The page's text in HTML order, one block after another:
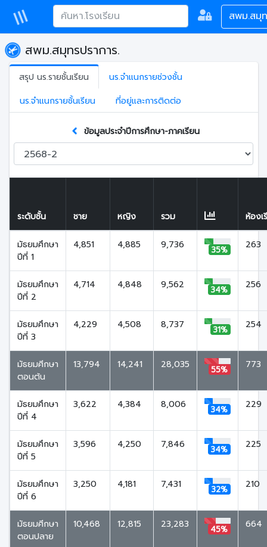
สพม.สมุ
สพม.สมุทรปราการ.
สรุป นร.รายชั้นเรียน
นร.จำแนกรายช่วงชั้น
นร.จำแนกรายชั้นเรียน
ที่อยู่และการติดต่อ
ข้อมูลประจำปีการศึกษา-ภาคเรียน
ระดับชั้น ชาย หญิง รวม ห้องเ
มัธยมศึกษา
ปีที่ 1
4,851 4,885 9,736 35% 263
มัธยมศึกษา
ปีที่ 2
4,714 4,848 9,562 34% 256
มัธยมศึกษา
ปีที่ 3
4,229 4,508 8,737 31% 254
มัธยมศีกษา
ตอนต้น
13,794 14,241 28,035 55% 773
มัธยมศึกษา
ปีที่ 4
3,622 4,384 8,006 34% 229
มัธยมศึกษา
ปีที่ 5
3,596 4,250 7,846 34% 225
มัธยมศึกษา
ปีที่ 6
3,250 4,181 7,431 32% 210
มัธยมศีกษา
ตอนปลาย
10,468 12,815 23,283 45% 664